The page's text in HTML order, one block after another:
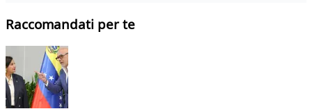
Raccomandati per te